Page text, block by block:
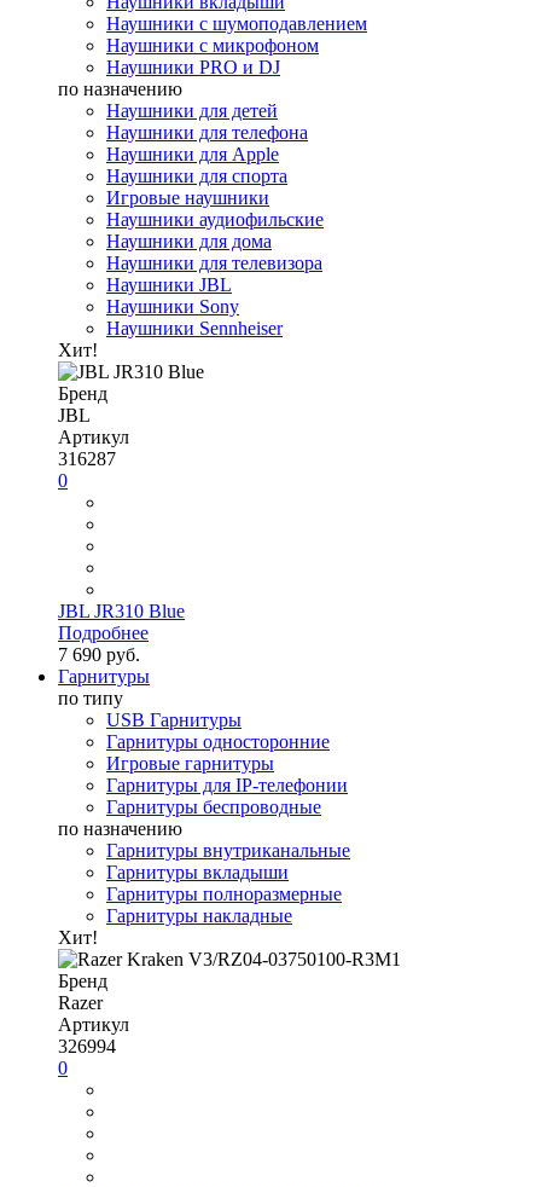
Наушники с шумоподавлением
Наушники с микрофоном
Наушники PRO и DJ
по назначению
Наушники для детей
Наушники для телефона
Наушники для Apple
Наушники для спорта
Игровые наушники
Наушники аудиофильские
Наушники для дома
Наушники для телевизора
Наушники JBL
Наушники Sony
Наушники Sennheiser
Хит!
Бренд
JBL
Артикул
316287
0
JBL JR310 Blue
Подробнее
7 690 руб.
Гарнитуры
по типу
USB Гарнитуры
Гарнитуры односторонние
Игровые гарнитуры
Гарнитуры для IP-телефонии
Гарнитуры беспроводные
по назначению
Гарнитуры внутриканальные
Гарнитуры вкладыши
Гарнитуры полноразмерные
Гарнитуры накладные
Хит!
Бренд
Razer
Артикул
326994
0